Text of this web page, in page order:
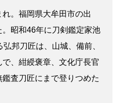
。福岡県大牟田市の出
昭和46年に刀剣鑑定家池
邦刀匠は、山城、備前、
、紺綬褒章、文化庁長官
査刀匠にまで登りつめた